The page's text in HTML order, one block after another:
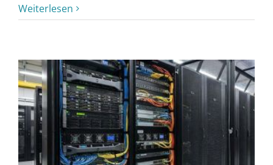
Weiterlesen